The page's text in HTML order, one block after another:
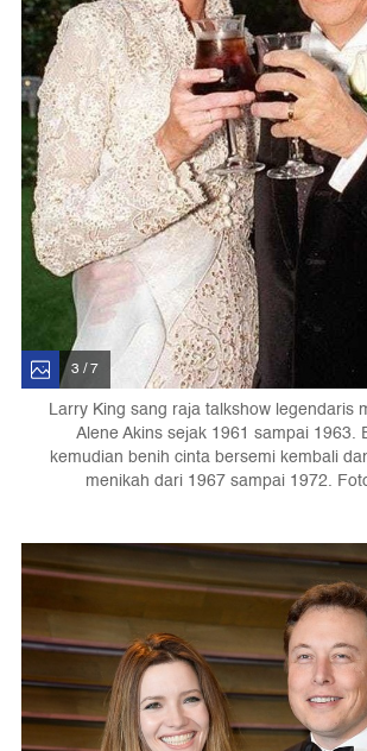
3 / 7
Larry King sang raja talkshow legendaris
Alene Akins sejak 1961 sampai 1963.
kemudian benih cinta bersemi kembali
menikah dari 1967 sampai 1972.